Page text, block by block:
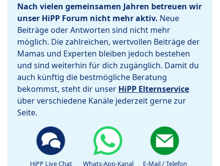
Nach vielen gemeinsamen Jahren betreuen wir
unser HiPP Forum nicht mehr aktiv. Neue
Beiträge oder Antworten sind nicht mehr
möglich. Die zahlreichen, wertvollen Beiträge der
Mamas und Experten bleiben jedoch bestehen
und sind weiterhin für dich zugänglich. Damit du
auch künftig die bestmögliche Beratung
bekommst, steht dir unser HiPP Elternservice
über verschiedene Kanäle jederzeit gerne zur
Seite.
HiPP Live Chat Whats-App-Kanal E-Mail / Telefon